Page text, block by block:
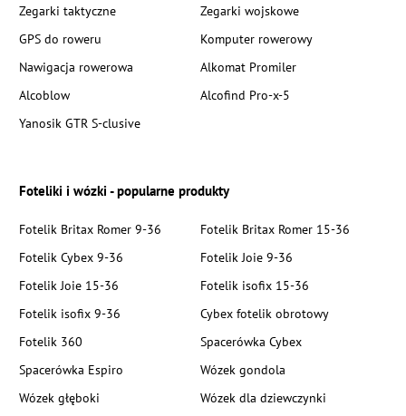
Zegarki taktyczne
Zegarki wojskowe
GPS do roweru
Komputer rowerowy
Nawigacja rowerowa
Alkomat Promiler
Alcoblow
Alcofind Pro-x-5
Yanosik GTR S-clusive
Foteliki i wózki - popularne produkty
Fotelik Britax Romer 9-36
Fotelik Britax Romer 15-36
Fotelik Cybex 9-36
Fotelik Joie 9-36
Fotelik Joie 15-36
Fotelik isofix 15-36
Fotelik isofix 9-36
Cybex fotelik obrotowy
Fotelik 360
Spacerówka Cybex
Spacerówka Espiro
Wózek gondola
Wózek głęboki
Wózek dla dziewczynki